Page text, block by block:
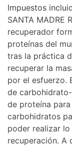
Impuestos
SANTA MADRE
recuperador
proteínas del
tras la práctica
recuperar la
por el esfuerzo.
de
de proteína
carbohidratos
poder realizar
recuperación. A